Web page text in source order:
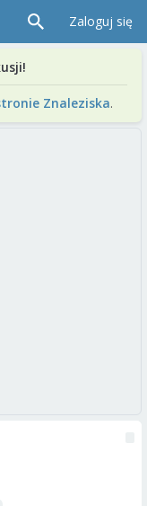
Zaloguj się
Znaleziska.